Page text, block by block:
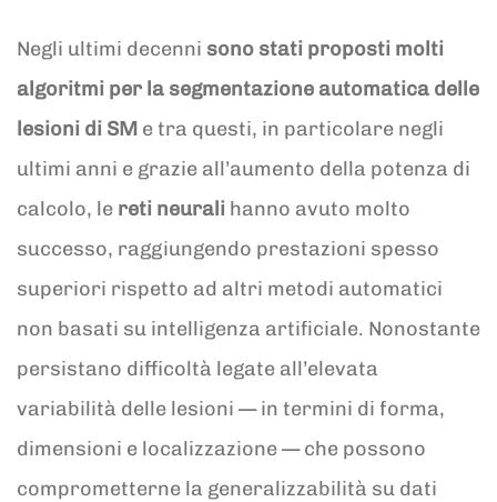
Negli ultimi decenni sono stati proposti molti
algoritmi per la segmentazione automatica delle
lesioni di SM e tra questi, in particolare negli
ultimi anni e grazie all’aumento della potenza di
calcolo, le reti neurali hanno avuto molto
successo, raggiungendo prestazioni spesso
superiori rispetto ad altri metodi automatici
non basati su intelligenza artificiale. Nonostante
persistano difficoltà legate all’elevata
variabilità delle lesioni — in termini di forma,
dimensioni e localizzazione — che possono
comprometterne la generalizzabilità su dati